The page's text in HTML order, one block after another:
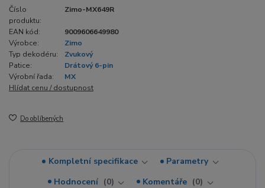
Číslo
produktu:
Zimo-MX649R
EAN kód:
9009606649980
Výrobce:
Zimo
Typ dekodéru:
Zvukový
Patice:
Drátový 6-pin
Výrobní řada:
MX
Hlídat cenu / dostupnost
Do oblíbených
Kompletní specifikace
Parametry
Hodnocení
0 Komentáře
0